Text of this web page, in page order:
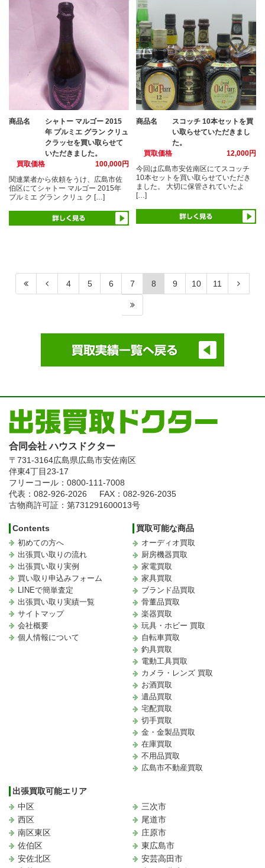
商品名
シャトー マルゴー 2015
年 プルミエ グラン クリュ
クラッセを買い取らせて
いただきました。
買取価格
100,000円
関連業者から依頼をうけ、広島市佐
伯区にてシャトー マルゴー 2015年
プルミエ グラン クリュ ク […]
商品名
スコッチ 10本セットを買
い取らせていただきまし
た。
買取価格
12,000円
今回は広島市安佐南区にてスコッチ
10本セットを買い取らせていただき
ました。 大切に保管されていたよ
[…]
4 5 6 7 8 9 10 11
合同会社 ハウスドクター
〒731-3164広島県広島市安佐南区
伴東4丁目23-17
フリーコール：0800-111-7008
代表：082-926-2026
FAX：082-926-2035
古物商許可証：第731291600013号
Contents
初めての方へ
出張買い取りの流れ
出張買い取り実例
買い取り申込みフォーム
LINEで簡単査定
出張買い取り実績一覧
サイトマップ
会社概要
個人情報について
買取可能な商品
オーディオ買取
厨房機器買取
家電買取
家具買取
ブランド品買取
骨董品買取
楽器買取
玩具・ホビー 買取
自転車買取
釣具買取
電動工具買取
カメラ・レンズ 買取
お酒買取
遺品買取
宅配買取
切手買取
金・金製品買取
在庫買取
不用品買取
広島市不動産買取
出張買取可能エリア
中区
西区
南区東区
佐伯区
安佐北区
三次市
尾道市
庄原市
東広島市
安芸高田市